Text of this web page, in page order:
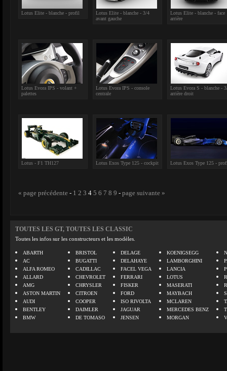
Lotus Elite - blanche - profil
Lotus Elite - blanche - 3/4
avant gauche
Lotus Elite - blanche - face
arrière
Lotus Evora IPS - volant +
palettes
Lotus Evora IPS - console
centrale
Lotus Evora S - blanche -
arrière droit
Lotus - F1 TH127 Lotus Exos Type 125 - cockpit Lotus Exos Type 125 -
« page précédente - 1 2 3 4 5 6 7 8 9 - page suivante »
TOUTES LES GT, TOUTES LES CLASSIC
Toutes les infos sur les constructeurs et les modèles.
ABARTH
AC
ALFA ROMEO
ALLARD
AMG
ASTON MARTIN
AUDI
BENTLEY
BMW
BRISTOL
BUGATTI
CADILLAC
CHEVROLET
CHRYSLER
CITROEN
COOPER
DAIMLER
DE TOMASO
DELAGE
DELAHAYE
FACEL VEGA
FERRARI
FISKER
FORD
ISO RIVOLTA
JAGUAR
JENSEN
KOENIGSEGG
LAMBORGHINI
LANCIA
LOTUS
MASERATI
MAYBACH
MCLAREN
MERCEDES BENZ
MORGAN